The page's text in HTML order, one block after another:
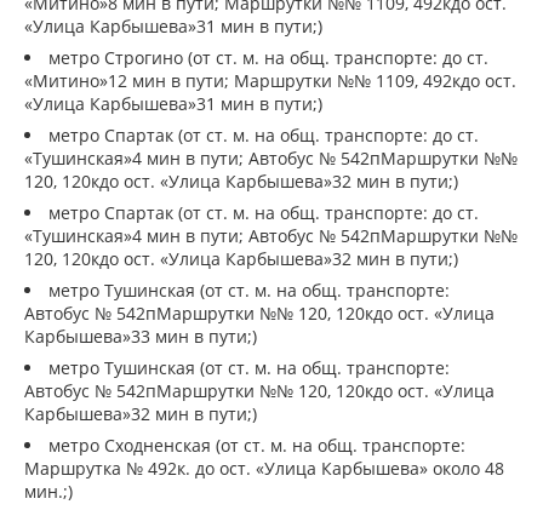
«Улица Карбышева»31 мин в пути;)
метро Строгино (от ст. м. на общ. транспорте: до ст.
«Митино»12 мин в пути; Маршрутки №№ 1109, 492кдо ост.
«Улица Карбышева»31 мин в пути;)
метро Спартак (от ст. м. на общ. транспорте: до ст.
«Тушинская»4 мин в пути; Автобус № 542пМаршрутки №№
120, 120кдо ост. «Улица Карбышева»32 мин в пути;)
метро Спартак (от ст. м. на общ. транспорте: до ст.
«Тушинская»4 мин в пути; Автобус № 542пМаршрутки №№
120, 120кдо ост. «Улица Карбышева»32 мин в пути;)
метро Тушинская (от ст. м. на общ. транспорте:
Автобус № 542пМаршрутки №№ 120, 120кдо ост. «Улица
Карбышева»33 мин в пути;)
метро Тушинская (от ст. м. на общ. транспорте:
Автобус № 542пМаршрутки №№ 120, 120кдо ост. «Улица
Карбышева»32 мин в пути;)
метро Сходненская (от ст. м. на общ. транспорте:
Маршрутка № 492к. до ост. «Улица Карбышева» около 48
мин.;)